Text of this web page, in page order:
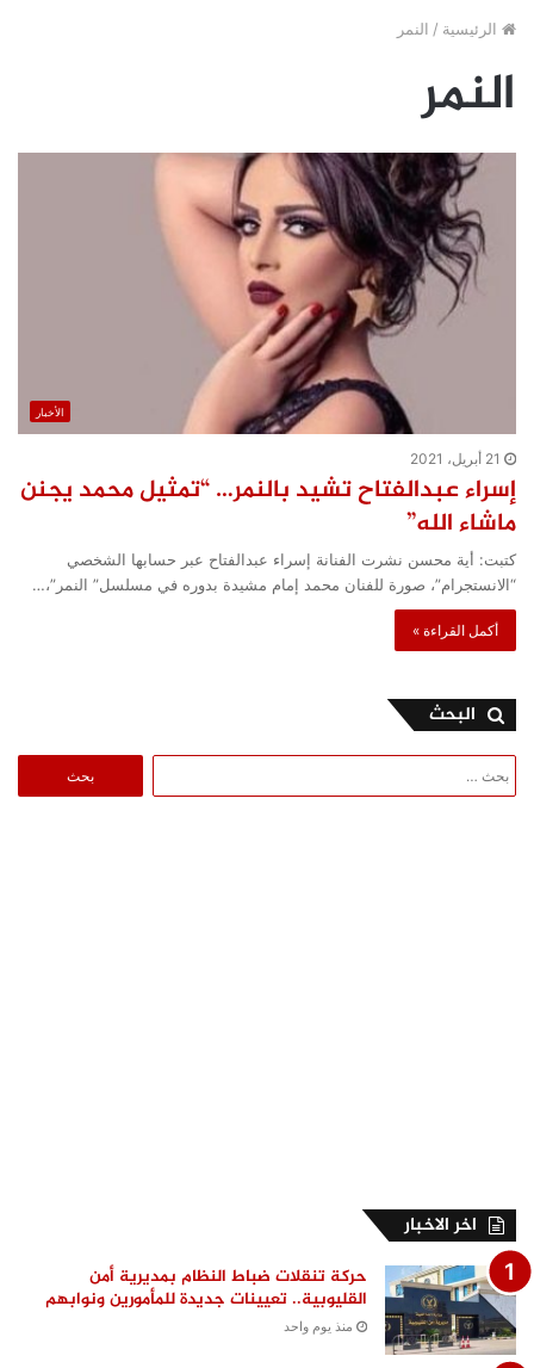
الرئيسية / النمر
النمر
الأخبار
21 أبريل، 2021
إسراء عبدالفتاح تشيد بالنمر… “تمثيل محمد يجنن
ماشاء الله”
كتبت: أية محسن نشرت الفنانة إسراء عبدالفتاح عبر حسابها الشخصي
“الانستجرام”، صورة للفنان محمد إمام مشيدة بدوره في مسلسل” النمر”،…
أكمل القراءة »
البحث
عن:
اخر الاخبار
حركة تنقلات ضباط النظام بمديرية أمن
القليوبية.. تعيينات جديدة للمأمورين ونوابهم
منذ يوم واحد